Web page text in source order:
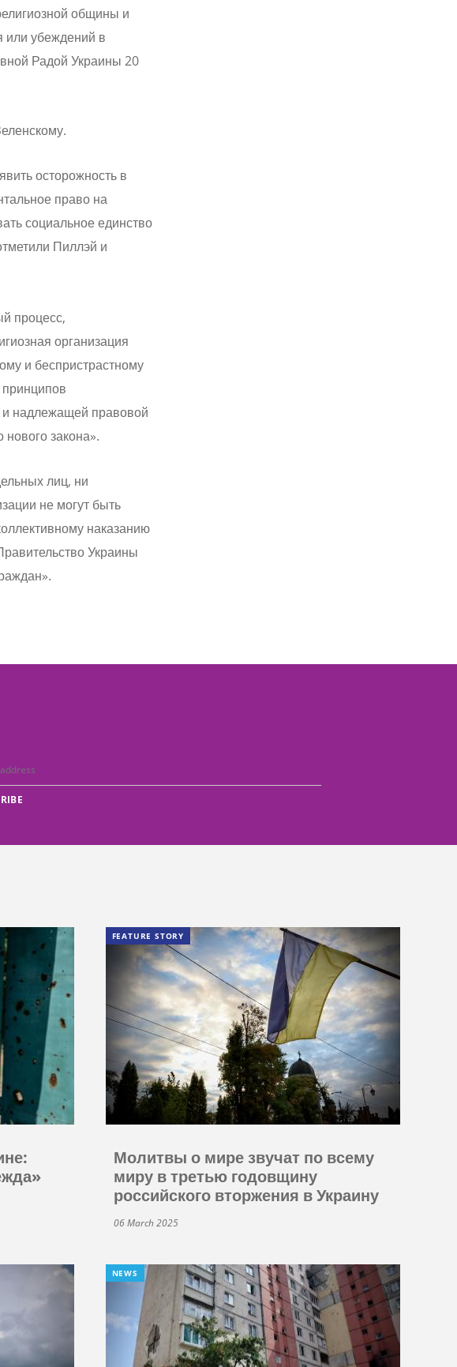
общины и
убеждений в
Радой Украины 20
осторожность в
право на
социальное единство
Пиллэй и
процесс,
организация
и беспристрастному
и надлежащей правовой
закона».
лиц, ни
не могут быть
наказанию
Украины
FEATURE STORY
Молитвы о мире звучат по всему
миру в третью годовщину
российского вторжения в Украину
06 March 2025
NEWS